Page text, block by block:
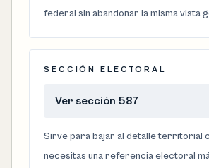
federal sin abandonar la misma vista
SECCIÓN ELECTORAL
Ver sección 587
Sirve para bajar al detalle territorial
necesitas una referencia electoral